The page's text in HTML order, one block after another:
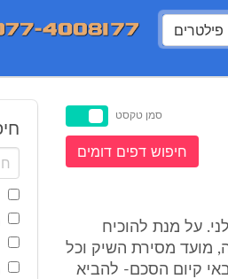
פילטרים
סמן טקסט
חיפוש דפים דומים
על מנת להוכיח
מועד מסירת השיק וכל
קיום הסכם- להביא